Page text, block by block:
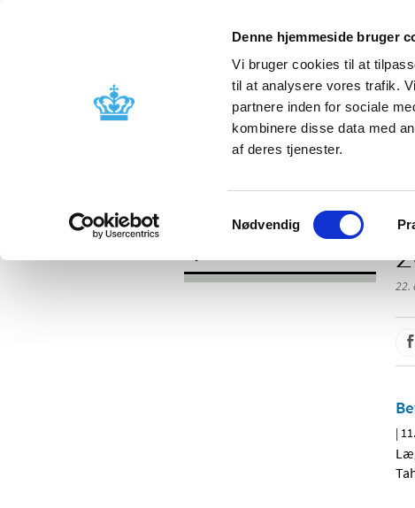
Denne hjemmeside bruger
Vi bruger cookies til at
til at analysere vores trafik.
partnere inden for sociale
kombinere disse data med
af deres tjenester.
Samtykkevalg
Nødvendig
Godkendelse og
Bivirkninger og
22.
|